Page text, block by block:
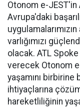
Otonom e-JEST'in
Avrupa'daki
varlığımızı
olacak. ATL
verecek Otonom
yaşamını
ihtiyaçlarına
hareketliliğinin